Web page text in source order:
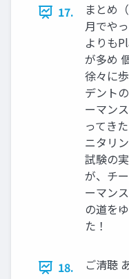
17.
まとめ
月でや
よりも
が多め
徐々に
デント
ーマン
ってき
ニタリ
試験の
が、チ
ーマン
の道を
た！
18. ご清聴